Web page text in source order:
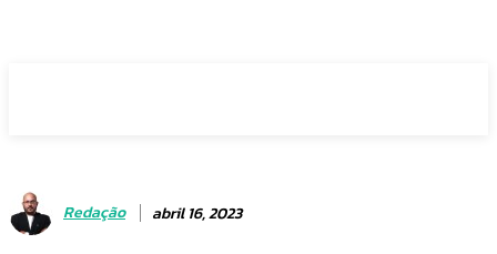
Redação abril 16, 2023